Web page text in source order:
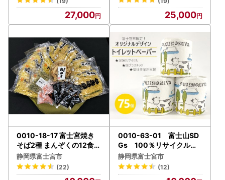
（64個）
27,000 25,000
0010-18-17 富士宮焼き
そば2種 まんぞくの12食フ
ルセット (叶屋)
静岡県富士宮市
(22)
0010-63-01 富士山SD
Gs 100％リサイクル
トイレットペーパー（ダブ
ル）75ロール【思いやり
型返礼品】
静岡県富士宮市
(12)